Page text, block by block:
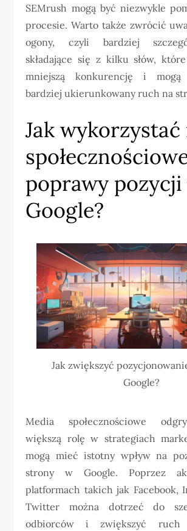
SEMrush mogą być niezwykle
procesie. Warto także zwrócić
ogony, czyli bardziej
składające się z kilku słów,
mniejszą konkurencję i mogą
bardziej ukierunkowany ruch na
Jak wykorzystać
poprawy
Google?
Jak zwiększyć
Google?
Media społecznościowe
większą rolę w strategiach
mogą mieć istotny wpływ na
strony w Google. Poprzez
platformach takich jak Facebook,
Twitter można dotrzeć do
odbiorców i zwiększyć